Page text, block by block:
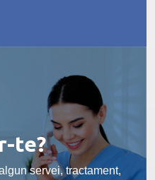
te?
servei, tractament,